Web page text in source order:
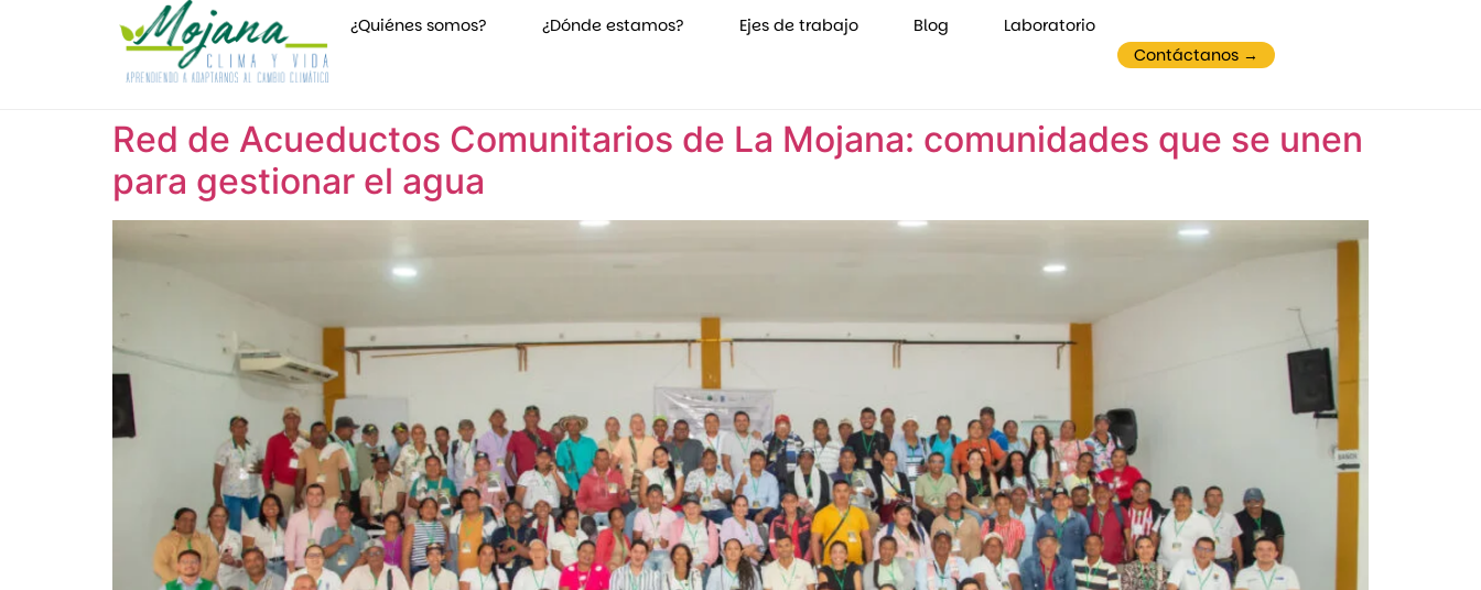
¿Quiénes somos? ¿Dónde estamos? Ejes de trabajo Blog
Laboratorio
Contáctanos →
Red de Acueductos Comunitarios de La Mojana: comunidades que se unen
para gestionar el agua